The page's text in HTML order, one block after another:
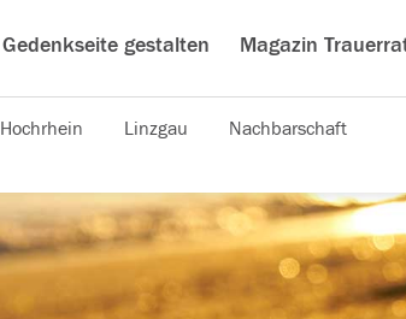
Gedenkseite gestalten Magazin
Hochrhein Linzgau Nachbarschaft